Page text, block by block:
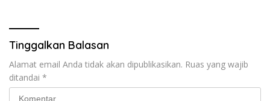
Tinggalkan Balasan
Alamat email Anda tidak akan dipublikasikan. Ruas yang wajib
ditandai *